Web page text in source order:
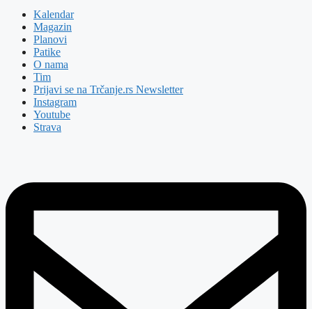
Kalendar
Magazin
Planovi
Patike
O nama
Tim
Prijavi se na Trčanje.rs Newsletter
Instagram
Youtube
Strava